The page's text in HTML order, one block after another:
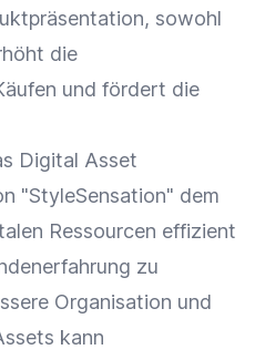
, sowohl
die
und fördert die
Digital Asset
"StyleSensation" dem
Ressourcen effizient
zu
Organisation und
kann